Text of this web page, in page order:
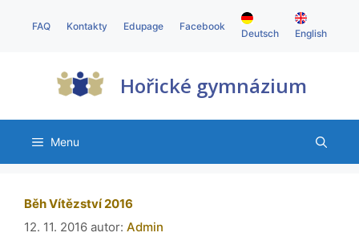
FAQ Kontakty Edupage Facebook
Deutsch English
Hořické gymnázium
Menu
Běh Vítězství 2016
12. 11. 2016 autor: Admin